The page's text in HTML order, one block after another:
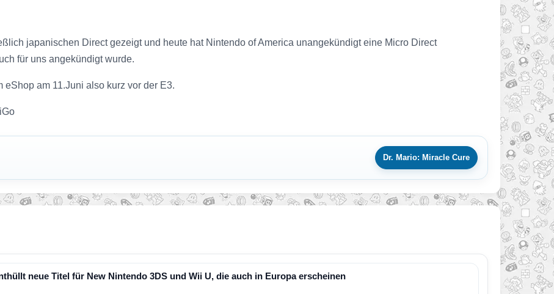
japanischen Direct gezeigt und heute hat Nintendo of America unangekündigt eine Micro Direct
für uns angekündigt wurde.
am 11.Juni also kurz vor der E3.
Dr. Mario: Miracle Cure
neue Titel für New Nintendo 3DS und Wii U, die auch in Europa erscheinen